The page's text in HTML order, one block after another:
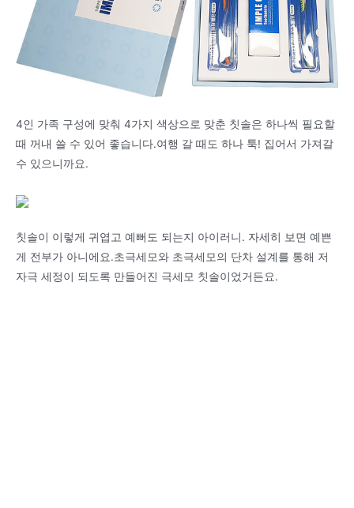
4인 가족 구성에 맞춰 4가지 색상으로 맞춘 칫솔은 하나씩 필요할
때 꺼내 쓸 수 있어 좋습니다.여행 갈 때도 하나 툭! 집어서 가져갈
수 있으니까요.
칫솔이 이렇게 귀엽고 예뻐도 되는지 아이러니. 자세히 보면 예쁜
게 전부가 아니에요.초극세모와 초극세모의 단차 설계를 통해 저
자극 세정이 되도록 만들어진 극세모 칫솔이었거든요.